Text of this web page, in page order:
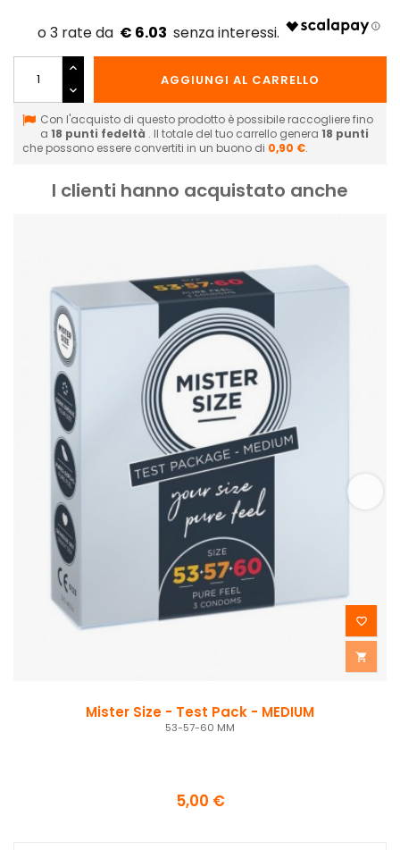
€ 6.03
AGGIUNGI AL CARRELLO
Con l'acquisto di questo prodotto è possibile raccogliere fino
a 18 punti fedeltà . Il totale del tuo carrello genera 18 punti
che possono essere convertiti in un buono di 0,90 €.
I clienti hanno acquistato anche


Mister Size - Test Pack - MEDIUM
53-57-60 MM
5,00 €